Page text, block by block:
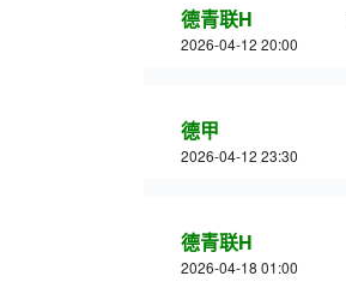
德青联H
2026-04-12 20:00
德甲
2026-04-12 23:30
德青联H
2026-04-18 01:00